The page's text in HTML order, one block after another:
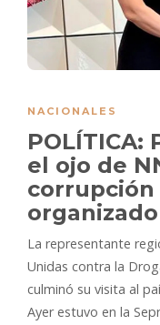
NACIONALES
POLÍTICA:
el ojo de
corrupción
organizado
La representante
Unidas contra la
culminó su visita al
Ayer estuvo en la